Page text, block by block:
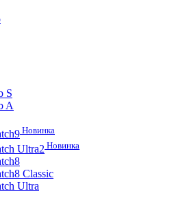
S
A
Новинка
Ultra2 Новинка
Classic
Ultra